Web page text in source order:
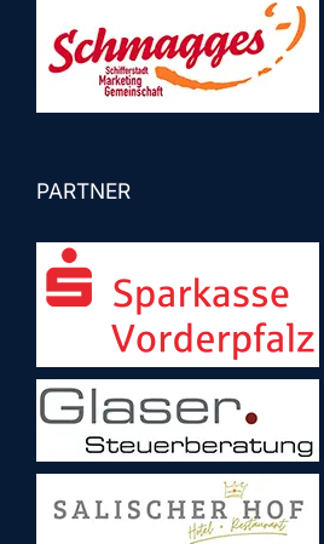
PARTNER